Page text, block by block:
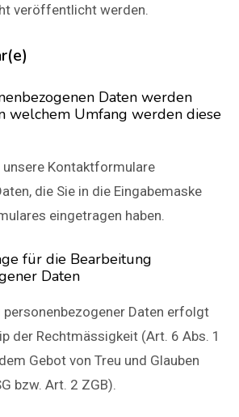
veröffentlicht werden.
Daten werden
welchem Umfang werden diese
unsere Kontaktformulare
die Sie in die Eingabemaske
eingetragen haben.
für die Bearbeitung
Daten
personenbezogener Daten erfolgt
der Rechtmässigkeit (Art. 6 Abs. 1
Gebot von Treu und Glauben
bzw. Art. 2 ZGB).